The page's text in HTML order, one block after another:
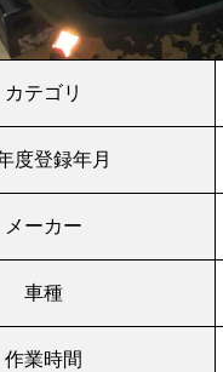
カテゴリ
度登録年月
メーカー
車種
作業時間